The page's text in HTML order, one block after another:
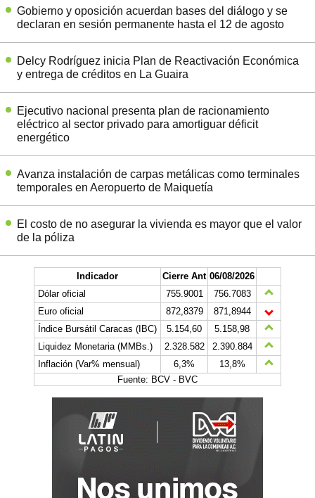
Gobierno y oposición acuerdan bases del diálogo y se
declaran en sesión permanente hasta el 12 de agosto
Delcy Rodríguez inicia Plan de Reactivación Económica
y entrega de créditos en La Guaira
Ejecutivo nacional presenta plan de racionamiento
eléctrico al sector privado para amortiguar déficit
energético
Avanza instalación de carpas metálicas como terminales
temporales en Aeropuerto de Maiquetía
El costo de no asegurar la vivienda es mayor que el valor
de la póliza
Indicador Cierre Ant 06/08/2026
Dólar oficial
755.9001
756.7083
Euro oficial
872,8379
871,8944
Índice Bursátil Caracas (IBC)
5.154,60
5.158,98
Liquidez Monetaria (MMBs.)
2.328.582
2.390.884
Inflación (Var% mensual)
6,3%
13,8%
Fuente: BCV - BVC